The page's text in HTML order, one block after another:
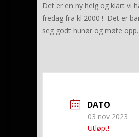
Det er en ny helg og klart vi
fredag fra kl 2000 ! Det er
seg godt hunør og møte opp.
DATO
03 nov 2023
Utløpt!